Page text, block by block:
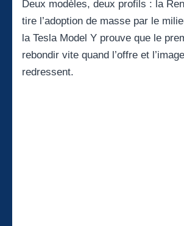
Deux modèles, deux profils : la
tire l’adoption de masse par le
la Tesla Model Y prouve que le
rebondir vite quand l’offre et
redressent.